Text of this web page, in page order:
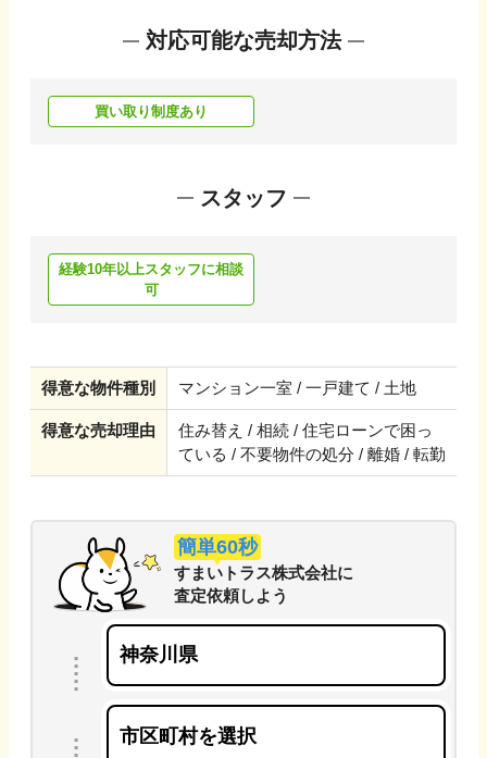
対応可能な売却方法
買い取り制度あり
スタッフ
経験10年以上スタッフに相談
可
得意な物件種別 マンション一室 / 一戸建て / 土地
得意な売却理由
住み替え / 相続 / 住宅ローンで困っ
ている / 不要物件の処分 / 離婚 / 転勤
簡単60秒
すまいトラス株式会社に
査定依頼しよう